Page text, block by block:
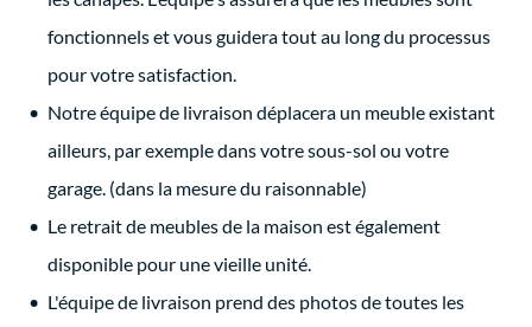
fonctionnels et vous guidera tout au long du processus
pour votre satisfaction.
Notre équipe de livraison déplacera un meuble existant
ailleurs, par exemple dans votre sous-sol ou votre
garage. (dans la mesure du raisonnable)
Le retrait de meubles de la maison est également
disponible pour une vieille unité.
L'équipe de livraison prend des photos de toutes les